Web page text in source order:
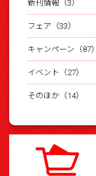
新刊情報（3）
フェア（33）
キャンペーン（87）
イベント（27）
そのほか（14）